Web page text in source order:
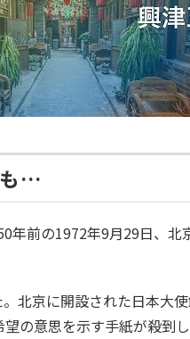
…
年前の1972年9月29日、
北京に開設された日本大
の意思を示す手紙が殺到